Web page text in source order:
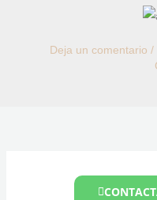
Deja un comentario /